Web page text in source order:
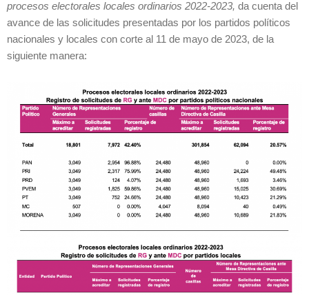
procesos electorales locales ordinarios 2022-2023, da cuenta del
avance de las solicitudes presentadas por los partidos políticos
nacionales y locales con corte al 11 de mayo de 2023, de la
siguiente manera: